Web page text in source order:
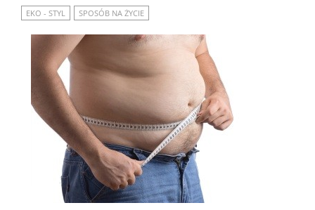
EKO - STYL SPOSÓB NA ŻYCIE